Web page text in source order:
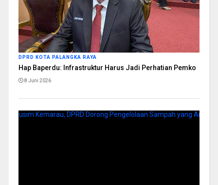
DPRD KOTA PALANGKA RAYA
Hap Baperdu: Infrastruktur Harus Jadi Perhatian Pemko
8 Juni 2026